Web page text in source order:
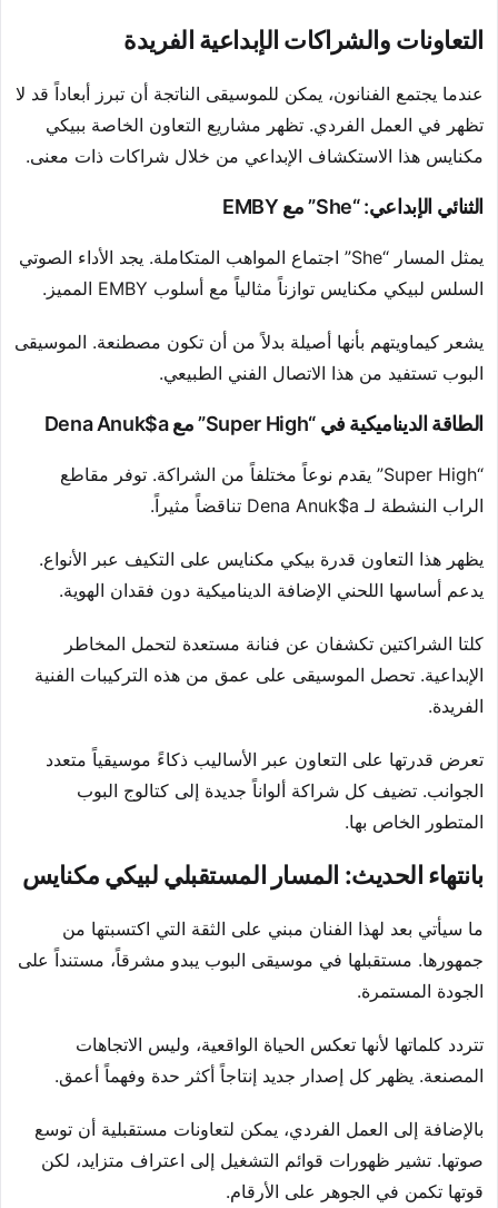
التعاونات والشراكات الإبداعية الفريدة
عندما يجتمع الفنانون، يمكن للموسيقى الناتجة أن تبرز أبعاداً قد لا
تظهر في العمل الفردي. تظهر مشاريع التعاون الخاصة ببيكي
مكنايس هذا الاستكشاف الإبداعي من خلال شراكات ذات معنى.
الثنائي الإبداعي: “She” مع EMBY
يمثل المسار “She” اجتماع المواهب المتكاملة. يجد الأداء الصوتي
السلس لبيكي مكنايس توازناً مثالياً مع أسلوب EMBY المميز.
يشعر كيماويتهم بأنها أصيلة بدلاً من أن تكون مصطنعة. الموسيقى
البوب تستفيد من هذا الاتصال الفني الطبيعي.
الطاقة الديناميكية في “Super High” مع Dena Anuk$a
“Super High” يقدم نوعاً مختلفاً من الشراكة. توفر مقاطع
الراب النشطة لـ Dena Anuk$a تناقضاً مثيراً.
يظهر هذا التعاون قدرة بيكي مكنايس على التكيف عبر الأنواع.
يدعم أساسها اللحني الإضافة الديناميكية دون فقدان الهوية.
كلتا الشراكتين تكشفان عن فنانة مستعدة لتحمل المخاطر
الإبداعية. تحصل الموسيقى على عمق من هذه التركيبات الفنية
الفريدة.
تعرض قدرتها على التعاون عبر الأساليب ذكاءً موسيقياً متعدد
الجوانب. تضيف كل شراكة ألواناً جديدة إلى كتالوج البوب
المتطور الخاص بها.
بانتهاء الحديث: المسار المستقبلي لبيكي مكنايس
ما سيأتي بعد لهذا الفنان مبني على الثقة التي اكتسبتها من
جمهورها. مستقبلها في موسيقى البوب يبدو مشرقاً، مستنداً على
الجودة المستمرة.
تتردد كلماتها لأنها تعكس الحياة الواقعية، وليس الاتجاهات
المصنعة. يظهر كل إصدار جديد إنتاجاً أكثر حدة وفهماً أعمق.
بالإضافة إلى العمل الفردي، يمكن لتعاونات مستقبلية أن توسع
صوتها. تشير ظهورات قوائم التشغيل إلى اعتراف متزايد، لكن
قوتها تكمن في الجوهر على الأرقام.